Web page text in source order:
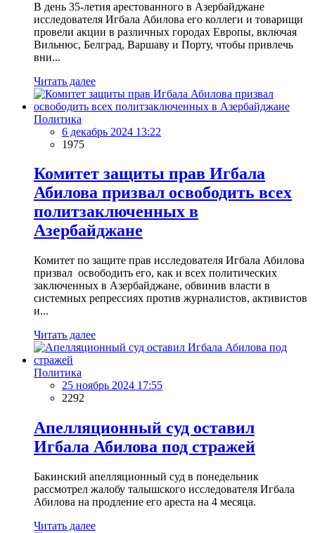
В день 35-летия арестованного в Азербайджане
исследователя Игбала Абилова его коллеги и товарищи
провели акции в различных городах Европы, включая
Вильнюс, Белград, Варшаву и Порту, чтобы привлечь
вни...
Читать далее
Политика
6 декабрь 2024 13:22
1975
Комитет защиты прав Игбала
Абилова призвал освободить всех
политзаключенных в
Азербайджане
Комитет по защите прав исследователя Игбала Абилова
призвал освободить его, как и всех политических
заключенных в Азербайджане, обвинив власти в
системных репрессиях против журналистов, активистов
и...
Читать далее
Политика
25 ноябрь 2024 17:55
2292
Апелляционный суд оставил
Игбала Абилова под стражей
Бакинский апелляционный суд в понедельник
рассмотрел жалобу талышского исследователя Игбала
Абилова на продление его ареста на 4 месяца.
Читать далее